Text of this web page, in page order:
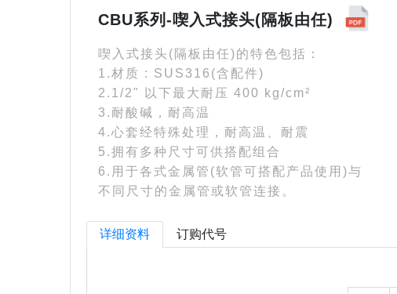
CBU系列-喫入式接头(隔板由任)
喫入式接头(隔板由任)的特色包括：
1.材质 : SUS316(含配件)
2.1/2" 以下最大耐压 400 kg/cm²
3.耐酸碱，耐高温
4.心套经特殊处理，耐高温、耐震
5.拥有多种尺寸可供搭配组合
6.用于各式金属管(软管可搭配产品使用)与
不同尺寸的金属管或软管连接。
详细资料 订购代号